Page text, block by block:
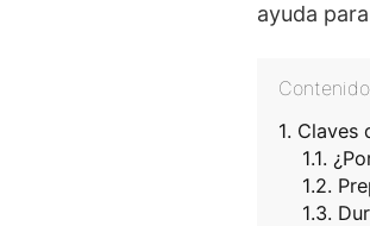
ayuda
Contenido
Claves